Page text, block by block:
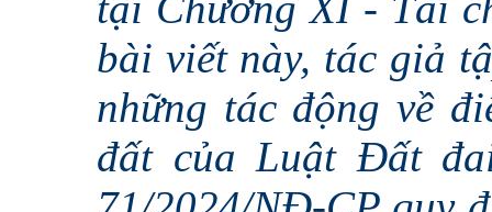
bài viết này, tác giả
những tác động về
đất của Luật Đất